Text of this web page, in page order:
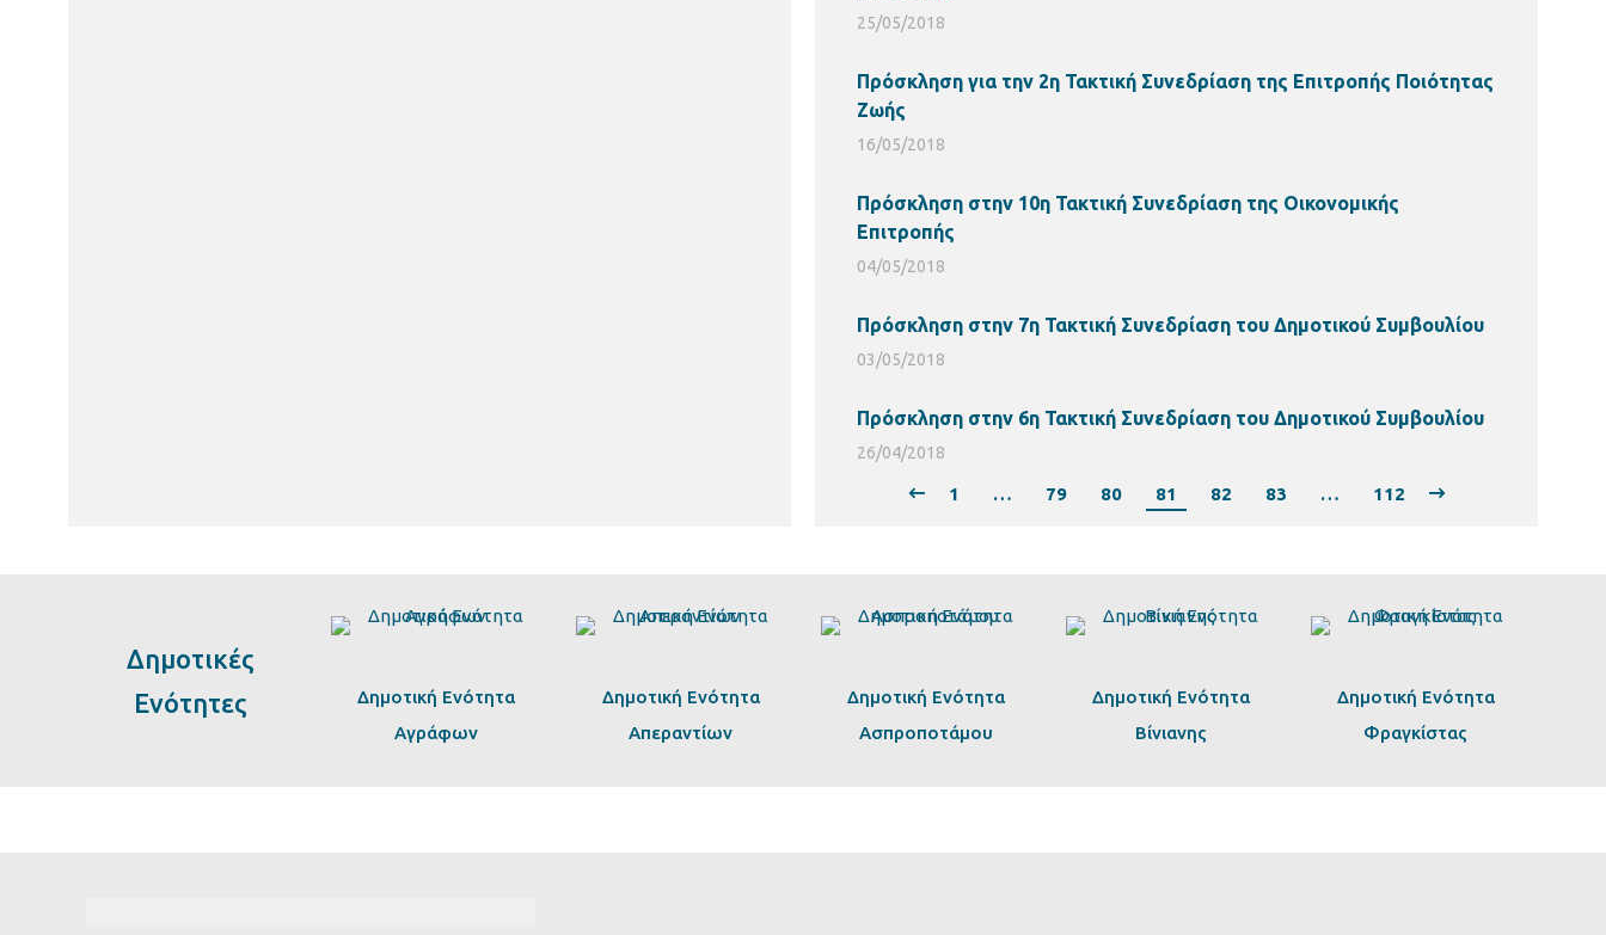
25/05/2018
Πρόσκληση για την 2η Τακτική Συνεδρίαση της Επιτροπής Ποιότητας
Ζωής
16/05/2018
Πρόσκληση στην 10η Τακτική Συνεδρίαση της Οικονομικής
Επιτροπής
04/05/2018
Πρόσκληση στην 7η Τακτική Συνεδρίαση του Δημοτικού Συμβουλίου
03/05/2018
Πρόσκληση στην 6η Τακτική Συνεδρίαση του Δημοτικού Συμβουλίου
26/04/2018
1 … 79 80 81 82 83 … 112
Δημοτικές
Ενότητες
Δημοτική Ενότητα
Αγράφων
Δημοτική Ενότητα
Απεραντίων
Δημοτική Ενότητα
Ασπροποτάμου
Δημοτική Ενότητα
Βίνιανης
Δημοτική Ενότητα
Φραγκίστας